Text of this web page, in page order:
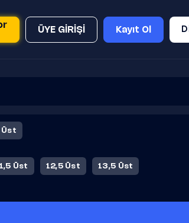
ÜYE GİRİŞİ Kayıt Ol Dil
Üst
Üst 12,5 Üst 13,5 Üst